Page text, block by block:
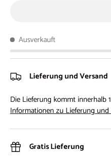
Ausverkauft
Lieferung und Versand
Die Lieferung kommt innerhalb
Informationen zu Lieferung
Gratis Lieferung